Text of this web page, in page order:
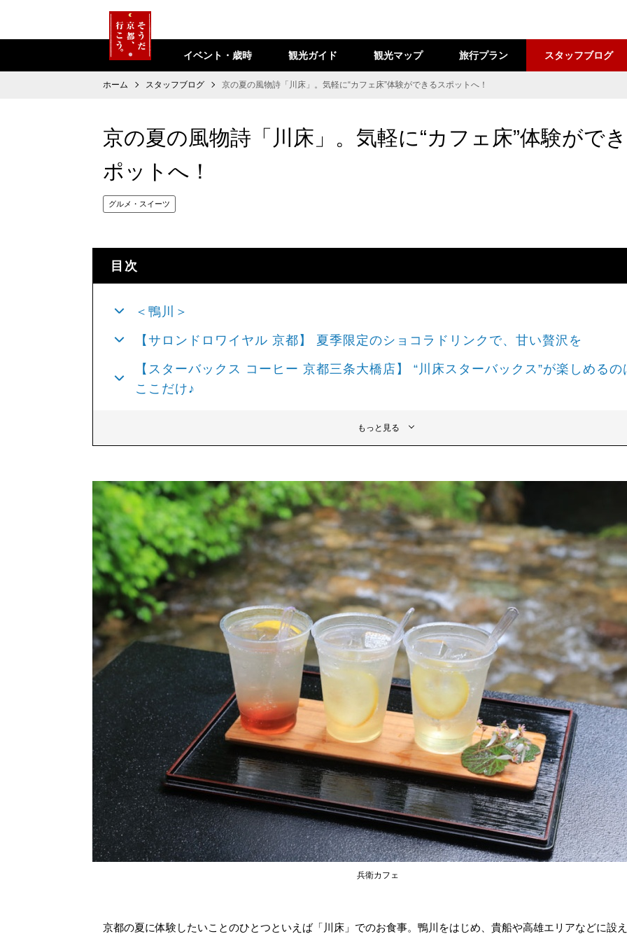
イベント・歳時 観光ガイド 観光マップ 旅行プラン スタッフブログ
ホーム スタッフブログ 京の夏の風物詩「川床」。気軽に“カフェ床”体験ができるスポットへ！
京の夏の風物詩「川床」。気軽に“カフェ床”体験がで
ポットへ！
グルメ・スイーツ
目次
＜鴨川＞
【サロンドロワイヤル 京都】 夏季限定のショコラドリンクで、甘い贅沢を
【スターバックス コーヒー 京都三条大橋店】 “川床スターバックス”が楽しめるの
ここだけ♪
もっと見る
兵衛カフェ
京都の夏に体験したいことのひとつといえば「川床」でのお食事。鴨川をはじめ、貴船や高雄エリアなどに設